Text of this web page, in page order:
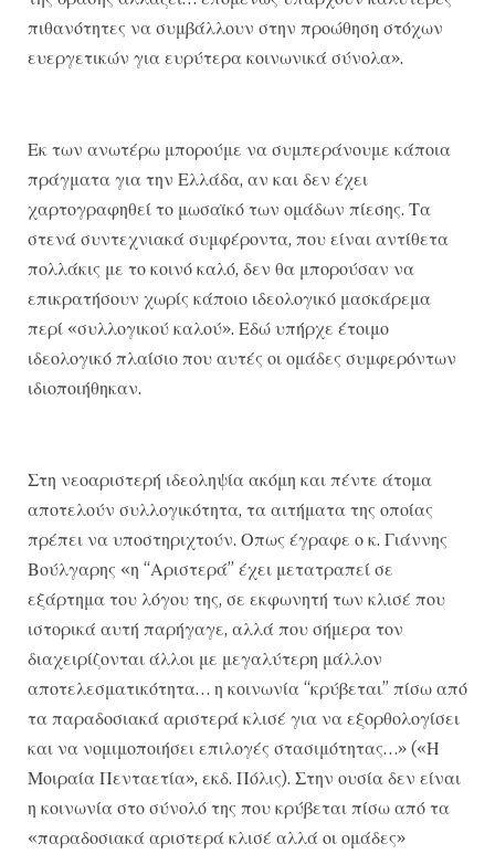
πιθανότητες να συμβάλλουν στην προώθηση στόχων
ευεργετικών για ευρύτερα κοινωνικά σύνολα».
Εκ των ανωτέρω μπορούμε να συμπεράνουμε κάποια
πράγματα για την Ελλάδα, αν και δεν έχει
χαρτογραφηθεί το μωσαϊκό των ομάδων πίεσης. Τα
στενά συντεχνιακά συμφέροντα, που είναι αντίθετα
πολλάκις με το κοινό καλό, δεν θα μπορούσαν να
επικρατήσουν χωρίς κάποιο ιδεολογικό μασκάρεμα
περί «συλλογικού καλού». Εδώ υπήρχε έτοιμο
ιδεολογικό πλαίσιο που αυτές οι ομάδες συμφερόντων
ιδιοποιήθηκαν.
Στη νεοαριστερή ιδεοληψία ακόμη και πέντε άτομα
αποτελούν συλλογικότητα, τα αιτήματα της οποίας
πρέπει να υποστηριχτούν. Οπως έγραφε ο κ. Γιάννης
Βούλγαρης «η “Αριστερά” έχει μετατραπεί σε
εξάρτημα του λόγου της, σε εκφωνητή των κλισέ που
ιστορικά αυτή παρήγαγε, αλλά που σήμερα τον
διαχειρίζονται άλλοι με μεγαλύτερη μάλλον
αποτελεσματικότητα… η κοινωνία “κρύβεται” πίσω από
τα παραδοσιακά αριστερά κλισέ για να εξορθολογίσει
και να νομιμοποιήσει επιλογές στασιμότητας…» («Η
Μοιραία Πενταετία», εκδ. Πόλις). Στην ουσία δεν είναι
η κοινωνία στο σύνολό της που κρύβεται πίσω από τα
«παραδοσιακά αριστερά κλισέ αλλά οι ομάδες»